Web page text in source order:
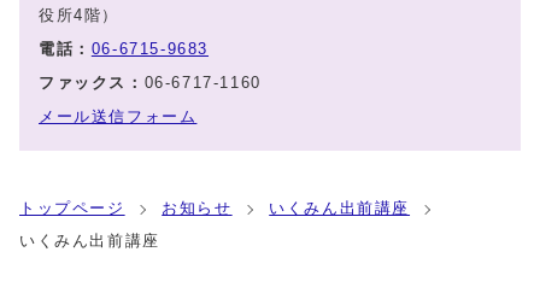
役所4階）
電話： 06-6715-9683
ファックス： 06-6717-1160
メール送信フォーム
トップページ お知らせ
いくみん出前講座
いくみん出前講座